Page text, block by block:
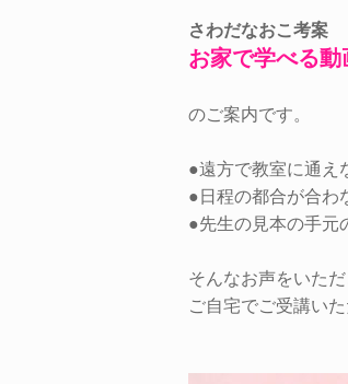
さわだなおこ考案
お家で学べる動
のご案内です。
●遠方で教室に通え
●日程の都合が合わ
●先生の見本の手元
そんなお声をいた
ご自宅でご受講い